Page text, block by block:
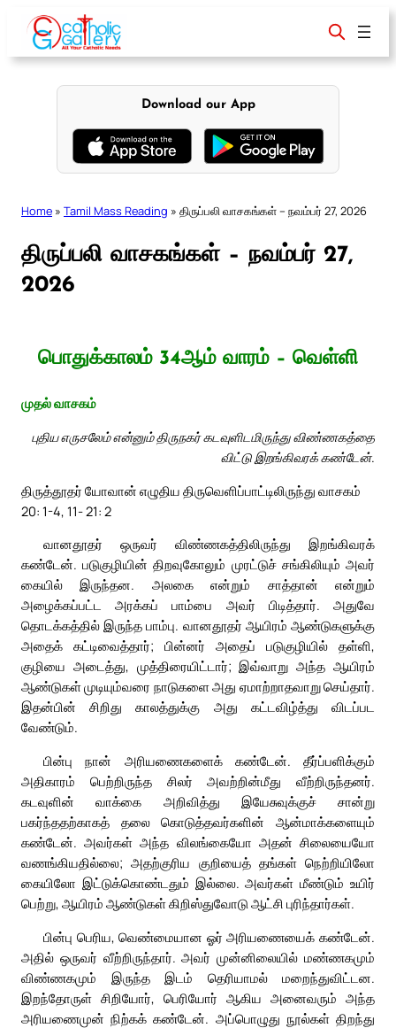
content
Download our App
Home » Tamil Mass Reading » திருப்பலி வாசகங்கள் – நவம்பர் 27, 2026
திருப்பலி வாசகங்கள் – நவம்பர் 27,
2026
பொதுக்காலம் 34ஆம் வாரம் – வெள்ளி
முதல் வாசகம்
புதிய எருசலேம் என்னும் திருநகர் கடவுளிடமிருந்து விண்ணகத்தை
விட்டு இறங்கிவரக் கண்டேன்.
திருத்தூதர் யோவான் எழுதிய திருவெளிப்பாட்டிலிருந்து வாசகம்
20: 1-4, 11- 21: 2
வானதூதர் ஒருவர் விண்ணகத்திலிருந்து இறங்கிவரக்
கண்டேன். படுகுழியின் திறவுகோலும் முரட்டுச் சங்கிலியும் அவர்
கையில் இருந்தன. அலகை என்றும் சாத்தான் என்றும்
அழைக்கப்பட்ட அரக்கப் பாம்பை அவர் பிடித்தார். அதுவே
தொடக்கத்தில் இருந்த பாம்பு. வானதூதர் ஆயிரம் ஆண்டுகளுக்கு
அதைக் கட்டிவைத்தார்; பின்னர் அதைப் படுகுழியில் தள்ளி,
குழியை அடைத்து, முத்திரையிட்டார்; இவ்வாறு அந்த ஆயிரம்
ஆண்டுகள் முடியும்வரை நாடுகளை அது ஏமாற்றாதவாறு செய்தார்.
இதன்பின் சிறிது காலத்துக்கு அது கட்டவிழ்த்து விடப்பட
வேண்டும்.
பின்பு நான் அரியணைகளைக் கண்டேன். தீர்ப்பளிக்கும்
அதிகாரம் பெற்றிருந்த சிலர் அவற்றின்மீது வீற்றிருந்தனர்.
கடவுளின் வாக்கை அறிவித்து இயேசுவுக்குச் சான்று
பகர்ந்ததற்காகத் தலை கொடுத்தவர்களின் ஆன்மாக்களையும்
கண்டேன். அவர்கள் அந்த விலங்கையோ அதன் சிலையையோ
வணங்கியதில்லை; அதற்குரிய குறியைத் தங்கள் நெற்றியிலோ
கையிலோ இட்டுக்கொண்டதும் இல்லை. அவர்கள் மீண்டும் உயிர்
பெற்று, ஆயிரம் ஆண்டுகள் கிறிஸ்துவோடு ஆட்சி புரிந்தார்கள்.
பின்பு பெரிய, வெண்மையான ஓர் அரியணையைக் கண்டேன்.
அதில் ஒருவர் வீற்றிருந்தார். அவர் முன்னிலையில் மண்ணகமும்
விண்ணகமும் இருந்த இடம் தெரியாமல் மறைந்துவிட்டன.
இறந்தோருள் சிறியோர், பெரியோர் ஆகிய அனைவரும் அந்த
அரியணைமுன் நிற்கக் கண்டேன். அப்பொழுது நூல்கள் திறந்து